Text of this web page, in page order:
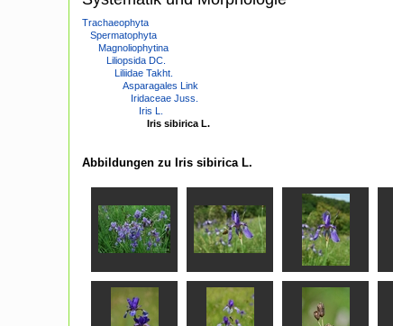
Trachaeophyta
Spermatophyta
Magnoliophytina
Liliopsida DC.
Liliidae Takht.
Asparagales Link
Iridaceae Juss.
Iris L.
Iris sibirica L.
Abbildungen zu Iris sibirica L.